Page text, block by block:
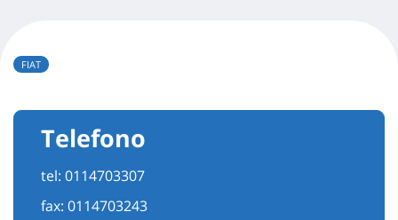
FIAT
Telefono
tel: 0114703307
fax: 0114703243